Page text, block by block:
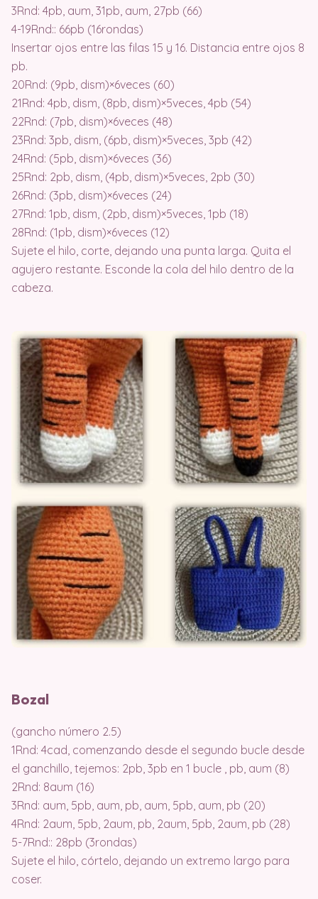
3Rnd: 4pb, aum, 31pb, aum, 27pb (66)
4-19Rnd:: 66pb (16rondas)
Insertar ojos entre las filas 15 y 16. Distancia entre ojos 8
pb.
20Rnd: (9pb, dism)×6veces (60)
21Rnd: 4pb, dism, (8pb, dism)×5veces, 4pb (54)
22Rnd: (7pb, dism)×6veces (48)
23Rnd: 3pb, dism, (6pb, dism)×5veces, 3pb (42)
24Rnd: (5pb, dism)×6veces (36)
25Rnd: 2pb, dism, (4pb, dism)×5veces, 2pb (30)
26Rnd: (3pb, dism)×6veces (24)
27Rnd: 1pb, dism, (2pb, dism)×5veces, 1pb (18)
28Rnd: (1pb, dism)×6veces (12)
Sujete el hilo, corte, dejando una punta larga. Quita el
agujero restante. Esconde la cola del hilo dentro de la
cabeza.
Bozal
(gancho número 2.5)
1Rnd: 4cad, comenzando desde el segundo bucle desde
el ganchillo, tejemos: 2pb, 3pb en 1 bucle , pb, aum (8)
2Rnd: 8aum (16)
3Rnd: aum, 5pb, aum, pb, aum, 5pb, aum, pb (20)
4Rnd: 2aum, 5pb, 2aum, pb, 2aum, 5pb, 2aum, pb (28)
5-7Rnd:: 28pb (3rondas)
Sujete el hilo, córtelo, dejando un extremo largo para
coser.